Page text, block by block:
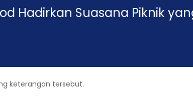
Hadirkan Suasana Piknik
keterangan tersebut.